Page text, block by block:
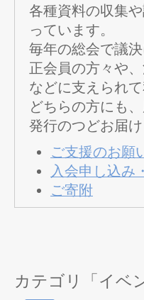
各種資料の収集
っています。
毎年の総会で議
正会員の方々や
などに支えられ
どちらの方にも
発行のつどお届け
ご支援のお願
入会申し込み
ご寄附
カテゴリ「イベ